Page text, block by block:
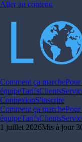
Aller au contenu
Comment ça marche
équipeTarifsClients
ConnexionS'inscrire
Comment ça marche
équipeTarifsClients
1 juillet 2026Mis à jour